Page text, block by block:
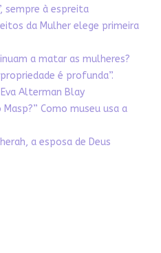
sempre à espreita
da Mulher elege primeira
a matar as mulheres?
é profunda”.
Alterman Blay
Como museu usa a
a esposa de Deus